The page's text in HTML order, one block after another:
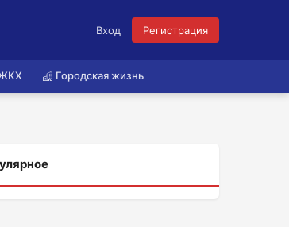
Вход Регистрация
Городская жизнь